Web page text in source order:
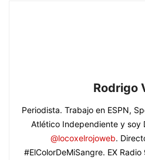
Rodrigo
Periodista. Trabajo en ESPN,
Atlético Independiente y soy
@locoxelrojoweb.
#ElColorDeMiSangre. EX